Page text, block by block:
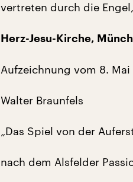
vertreten durch die
Herz-Jesu-Kirche,
Aufzeichnung vom 8. Mai
Walter Braunfels
„Das Spiel von der
nach dem Alsfelder